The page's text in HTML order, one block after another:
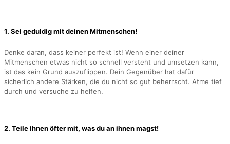
1. Sei geduldig mit deinen Mitmenschen!
Denke daran, dass keiner perfekt ist! Wenn einer deiner
Mitmenschen etwas nicht so schnell versteht und umsetzen kann,
ist das kein Grund auszuflippen. Dein Gegenüber hat dafür
sicherlich andere Stärken, die du nicht so gut beherrscht. Atme tief
durch und versuche zu helfen.
2. Teile ihnen öfter mit, was du an ihnen magst!